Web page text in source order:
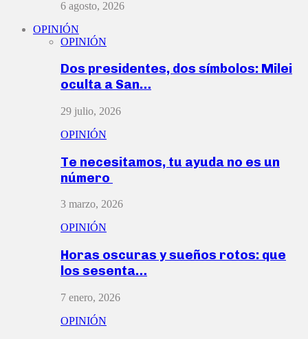
6 agosto, 2026
OPINIÓN
OPINIÓN
Dos presidentes, dos símbolos: Milei
oculta a San…
29 julio, 2026
OPINIÓN
Te necesitamos, tu ayuda no es un
número
3 marzo, 2026
OPINIÓN
Horas oscuras y sueños rotos: que
los sesenta…
7 enero, 2026
OPINIÓN